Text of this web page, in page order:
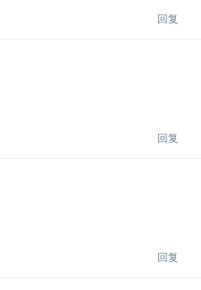
回复
回复
回复